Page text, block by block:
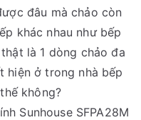
đâu mà chảo còn
khác nhau như bếp
là 1 dòng chảo đa
hiện ở trong nhà bếp
không?
Sunhouse SFPA28M